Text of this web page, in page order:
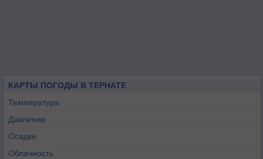
КАРТЫ ПОГОДЫ В ТЕРНАТЕ
Температура
Давление
Осадки
Облачность